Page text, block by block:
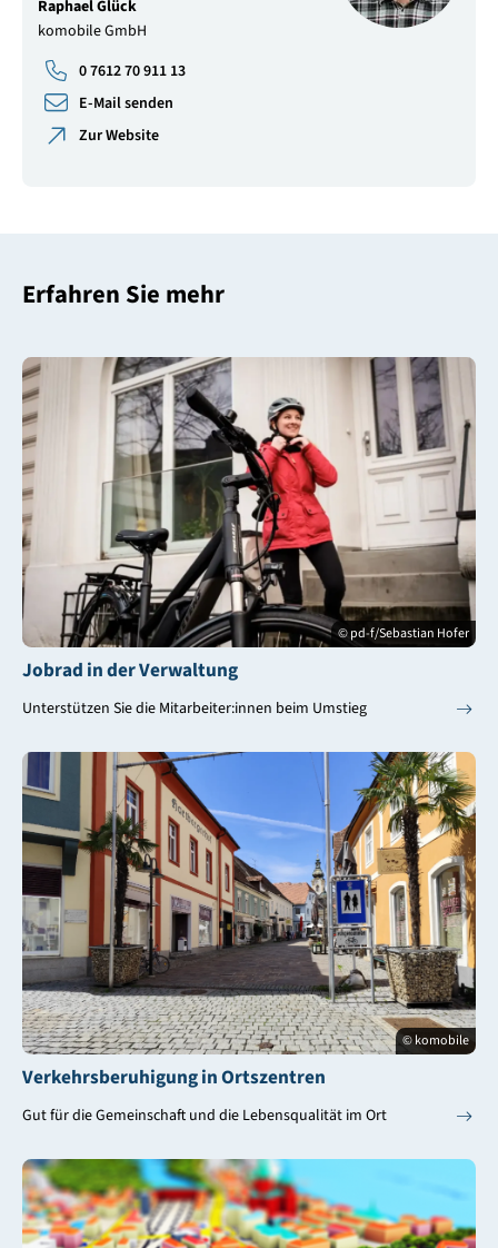
Raphael Glück
komobile GmbH
0 7612 70 911 13
E-Mail senden
Zur Website
Erfahren Sie mehr
© pd-f/Sebastian Hofer
Jobrad in der Verwaltung
Unterstützen Sie die Mitarbeiter:innen beim Umstieg
© komobile
Verkehrsberuhigung in Ortszentren
Gut für die Gemeinschaft und die Lebensqualität im Ort